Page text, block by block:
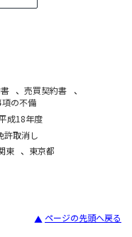
、売買契約書
、
の不備
成18年度
許取消し
東 、 東京都
ページの先頭へ戻る